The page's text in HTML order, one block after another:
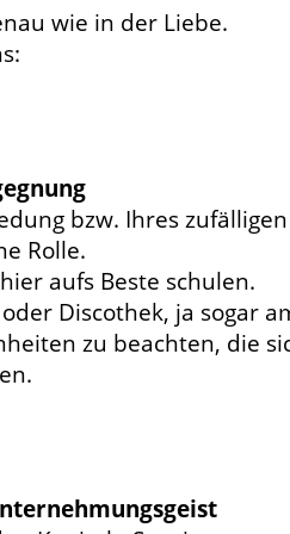
wie in der Liebe.
bzw. Ihres zufälligen
Rolle.
aufs Beste schulen.
Discothek, ja sogar
zu beachten, die